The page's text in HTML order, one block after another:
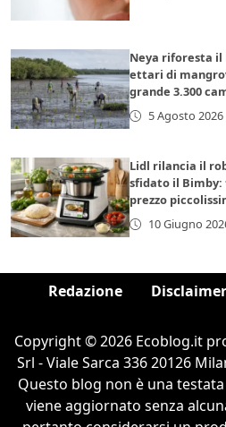
Neya riforesta il
ettari di
grande 3.300
5 Agosto 2026
Lidl rilancia il
sfidato il
prezzo
10 Giugno
Redazione Disclaimer
Copyright © 2026 Ecoblog.it
Srl - Viale Sarca 336 20126
Questo blog non è una
viene aggiornato senza